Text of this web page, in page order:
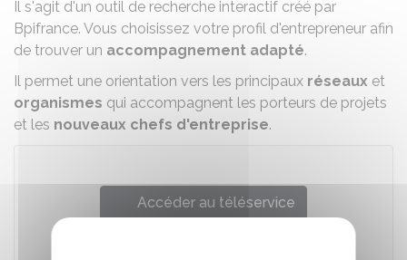
Il s'agit d'un outil de recherche interactif créé par
Bpifrance. Vous choisissez votre profil d'entrepreneur afin
de trouver un accompagnement adapté.
Il permet une orientation vers les principaux réseaux et
organismes qui accompagnent les porteurs de projets
et les nouveaux chefs d'entreprise.
Accéder au téléservice